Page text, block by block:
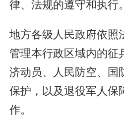
律、法规的遵守和执行。
地方各级人民政府依照
管理本行政区域内的征
济动员、人民防空、国
保护，以及退役军人保
作。